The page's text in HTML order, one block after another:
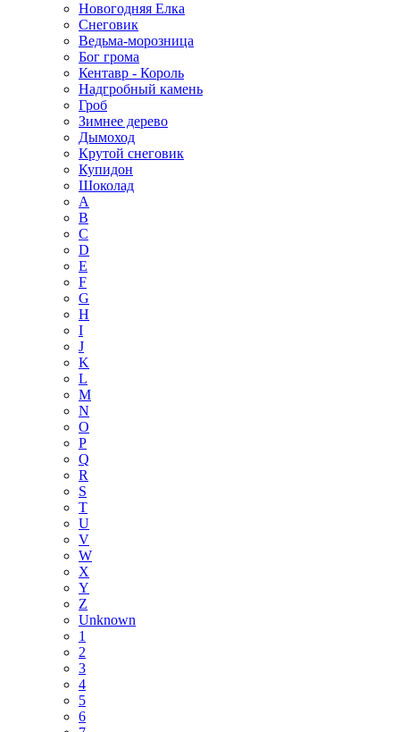
Новогодняя Елка
Снеговик
Ведьма-морозница
Бог грома
Кентавр - Король
Надгробный камень
Гроб
Зимнее дерево
Дымоход
Крутой снеговик
Купидон
Шоколад
A
B
C
D
E
F
G
H
I
J
K
L
M
N
O
P
Q
R
S
T
U
V
W
X
Y
Z
Unknown
1
2
3
4
5
6